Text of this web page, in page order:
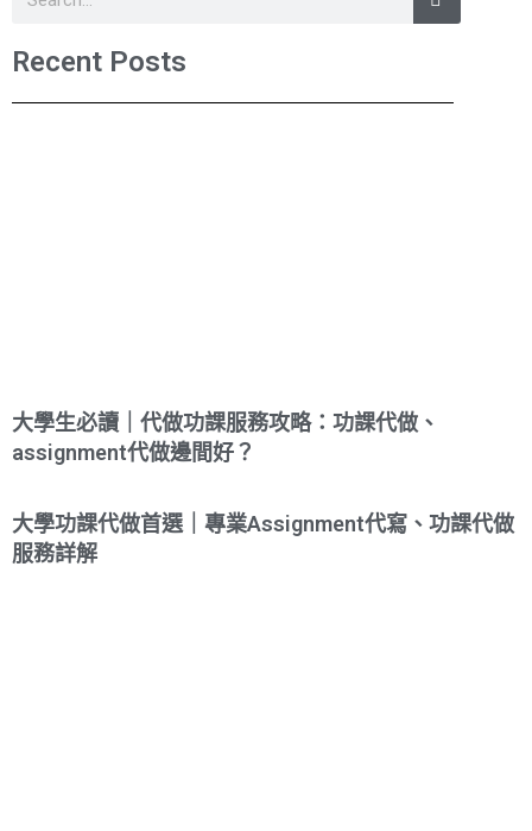
Recent Posts
大學生必讀｜代做功課服務攻略：功課代做、
assignment代做邊間好？
大學功課代做首選｜專業Assignment代寫、功課代做
服務詳解